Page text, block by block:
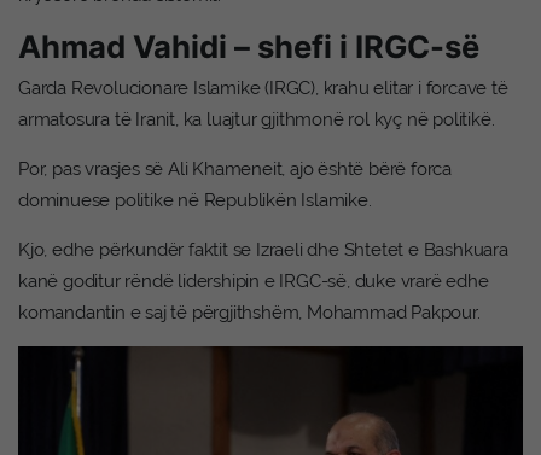
Ahmad Vahidi – shefi i IRGC-së
Garda Revolucionare Islamike (IRGC), krahu elitar i forcave të
armatosura të Iranit, ka luajtur gjithmonë rol kyç në politikë.
Por, pas vrasjes së Ali Khameneit, ajo është bërë forca
dominuese politike në Republikën Islamike.
Kjo, edhe përkundër faktit se Izraeli dhe Shtetet e Bashkuara
kanë goditur rëndë lidershipin e IRGC-së, duke vrarë edhe
komandantin e saj të përgjithshëm, Mohammad Pakpour.